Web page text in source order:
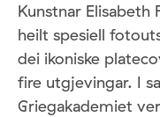
Kunstnar
heilt spesiell
dei ikoniske
fire utgjevingar. I
Griegakademiet